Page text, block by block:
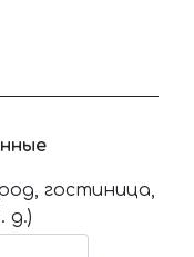
гостиница,
д.)